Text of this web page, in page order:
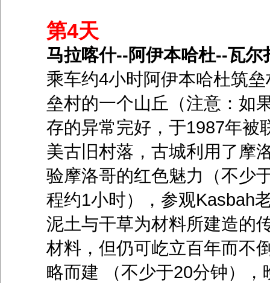
第4天
马拉喀什--阿伊本哈杜--瓦尔
乘车约4小时阿伊本哈杜筑
垒村的一个山丘（注意：如
存的异常完好，于1987年被
美古旧村落，古城利用了摩
验摩洛哥的红色魅力（不少
程约1小时），参观Kasbah
泥土与干草为材料所建造的
材料，但仍可屹立百年而不
略而建 （不少于20分钟）